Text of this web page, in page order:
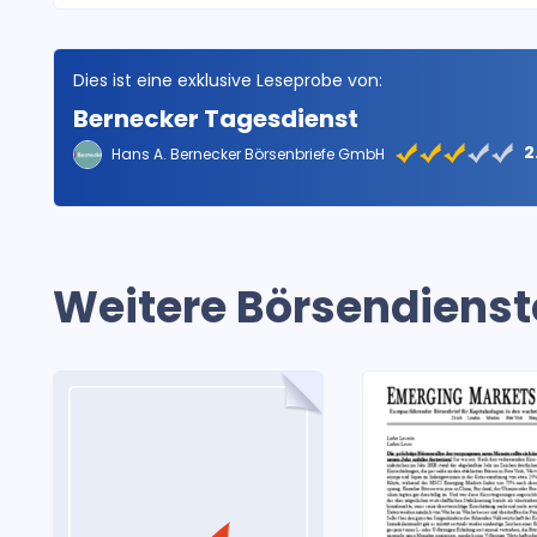
Dies ist eine exklusive Leseprobe von:
Bernecker Tagesdienst
Hans A. Bernecker Börsenbriefe GmbH
Weitere